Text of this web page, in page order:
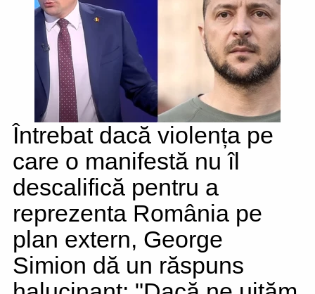
Întrebat dacă violența pe
care o manifestă nu îl
descalifică pentru a
reprezenta România pe
plan extern, George
Simion dă un răspuns